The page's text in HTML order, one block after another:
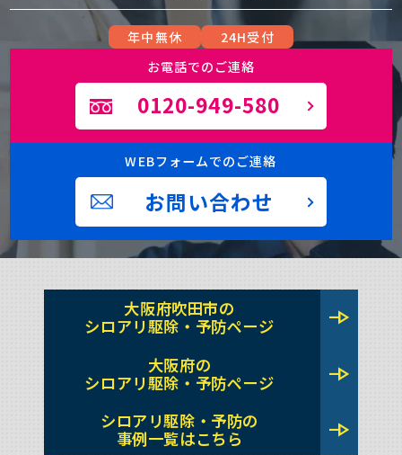
年中無休
24H受付
お電話でのご連絡
0120-949-580
WEBフォームでのご連絡
お問い合わせ
大阪府吹田市の
シロアリ駆除・予防ページ
line_end_arrow
大阪府の
シロアリ駆除・予防ページ
line_end_arrow
シロアリ駆除・予防の
事例一覧はこちら
line_end_arrow